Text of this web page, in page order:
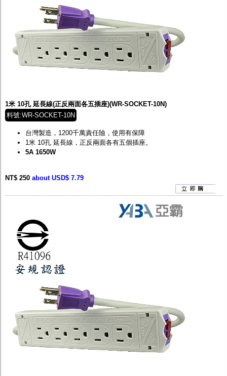
1米 10孔 延長線(正反兩面各五插座)(WR-SOCKET-10N)
料號:WR-SOCKET-10N
台灣製造，1200千萬責任險，使用有保障
1米 10孔 延長線，正反兩面各有五個插座。
5A 1650W
NT$ 250 about USD$ 7.79